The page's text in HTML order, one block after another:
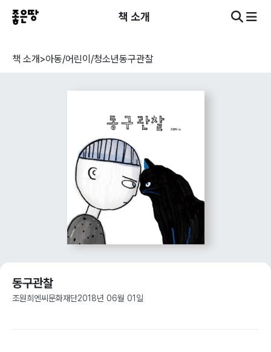
책 소개
책 소개>아동/어린이/청소년동구관찰
동구관찰
조원희엔씨문화재단2018년 06월 01일